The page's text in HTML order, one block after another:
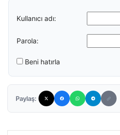
Kullanıcı adı:
Parola:
Beni hatırla
Paylaş: